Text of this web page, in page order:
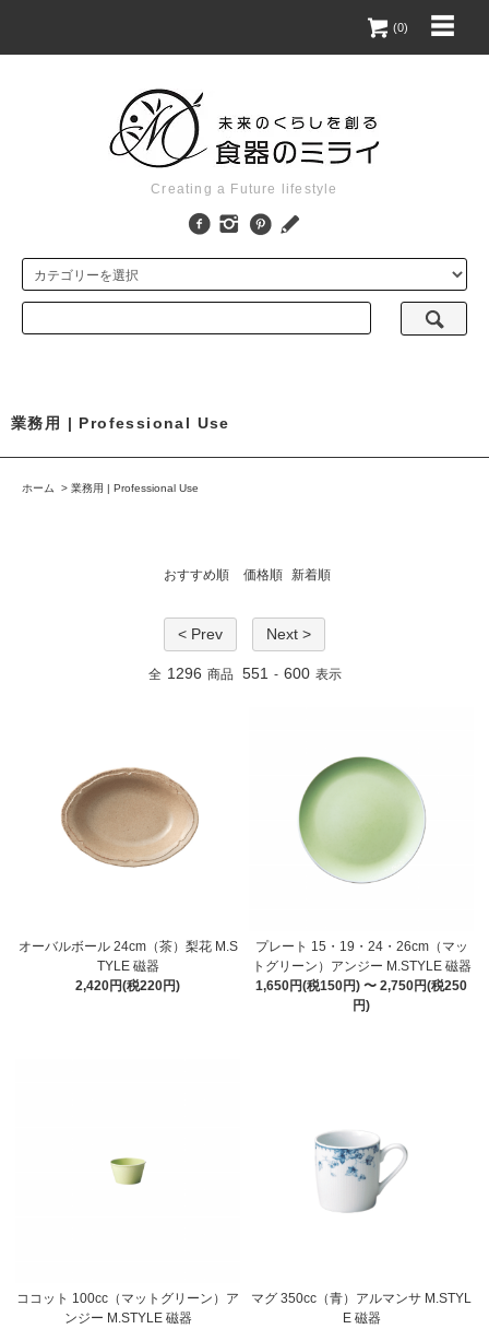
(0)
Creating a Future lifestyle
業務用 | Professional Use
ホーム > 業務用 | Professional Use
おすすめ順 価格順 新着順
< Prev Next >
全 1296 商品 551 - 600 表示
オーバルボール 24cm（茶）梨花 M.S
TYLE 磁器
2,420円(税220円)
プレート 15・19・24・26cm（マッ
トグリーン）アンジー M.STYLE 磁器
1,650円(税150円) 〜 2,750円(税250
円)
ココット 100cc（マットグリーン）ア
ンジー M.STYLE 磁器
マグ 350cc（青）アルマンサ M.STYL
E 磁器